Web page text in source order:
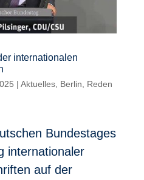
internationalen
| Aktuelles, Berlin
Reden
Bundestages
internationaler
auf der